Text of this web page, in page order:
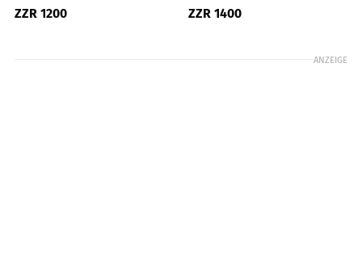
ZZR 1200 ZZR 1400
ANZEIGE